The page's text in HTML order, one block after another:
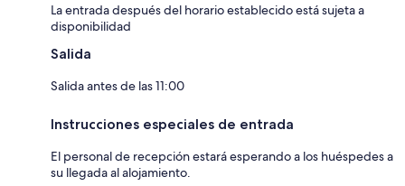
La entrada después del horario establecido está sujeta a
disponibilidad
Salida
Salida antes de las 11:00
Instrucciones especiales de entrada
El personal de recepción estará esperando a los huéspedes a
su llegada al alojamiento.